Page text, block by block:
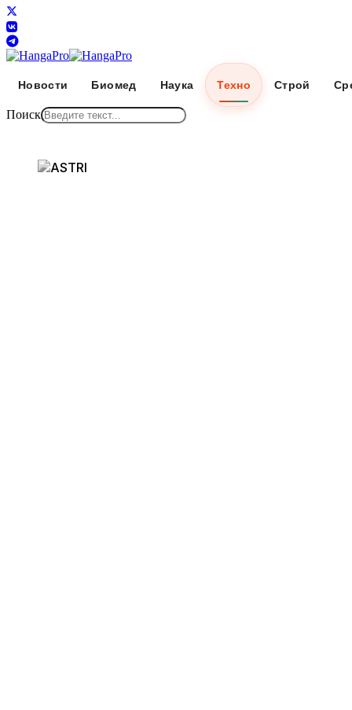
Новости Биомед Наука Техно Строй
Поиск